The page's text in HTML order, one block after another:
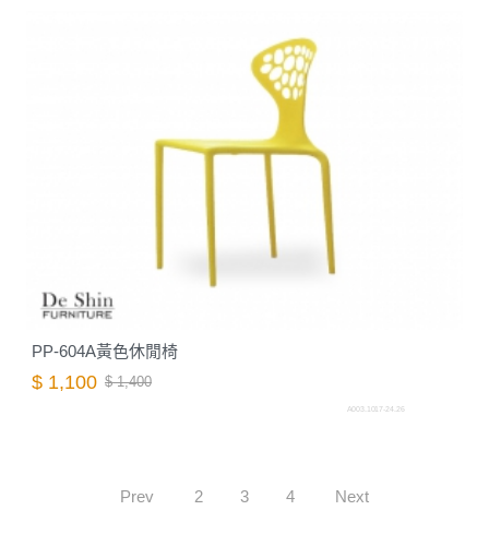
PP-604A黃色休閒椅
$ 1,100 $ 1,400
A003.1017-24.26
Prev 2 3 4 Next